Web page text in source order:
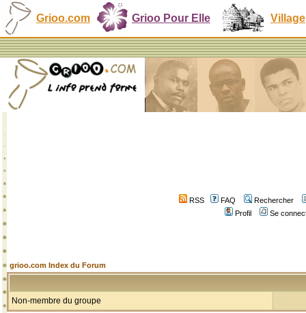
Grioo.com Grioo Pour Elle Village
RSS FAQ
Rechercher
Profil
Se
grioo.com Index du Forum
Non-membre du groupe